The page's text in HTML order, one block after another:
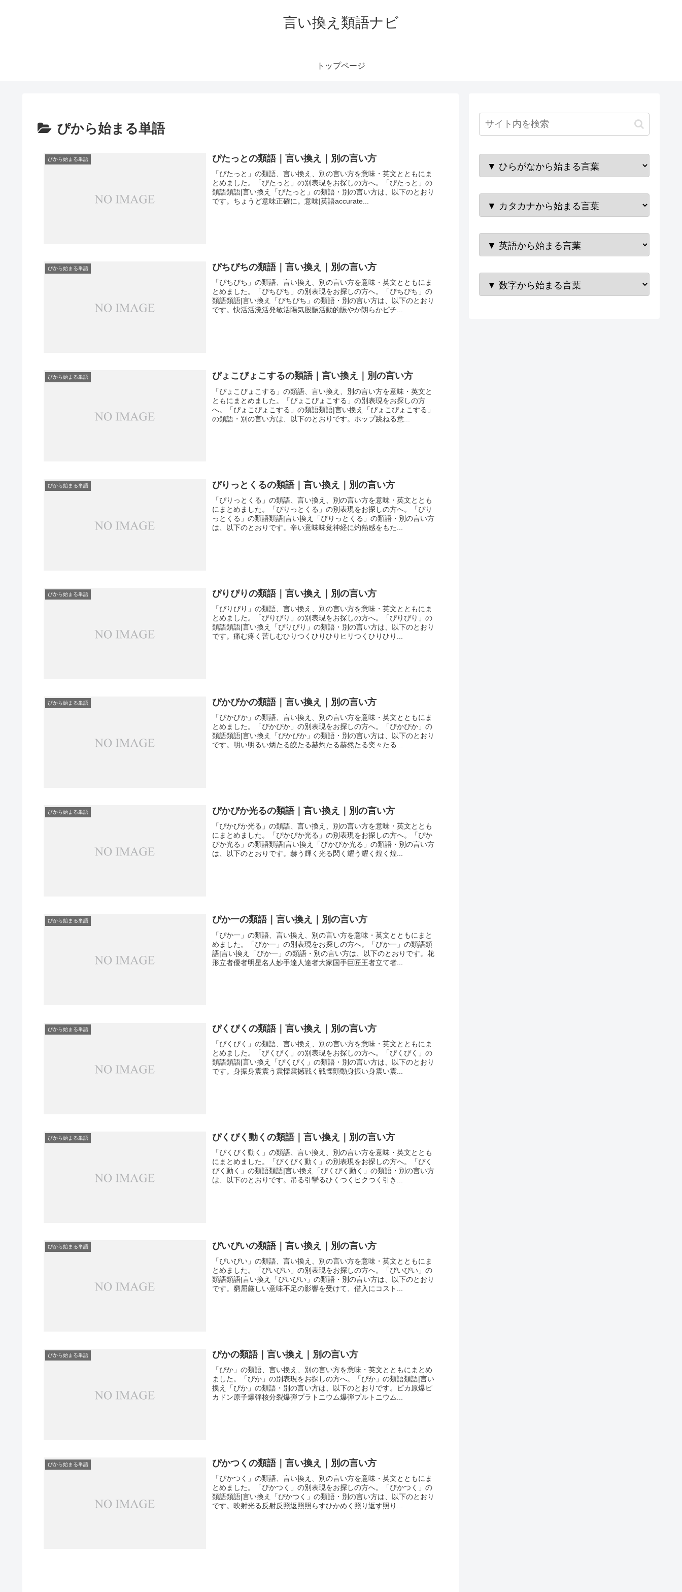
言い換え類語ナビ
トップページ
ぴから始まる単語
ぴから始まる単語 ぴたっとの類語｜言い換え｜別の言い方
「ぴたっと」の類語、言い換え、別の言い方を意味・英文とともにま
とめました。「ぴたっと」の別表現をお探しの方へ。「ぴたっと」の
類語類語|言い換え「ぴたっと」の類語・別の言い方は、以下のとおり
です。ちょうど意味正確に。意味|英語accurate...
ぴから始まる単語 ぴちぴちの類語｜言い換え｜別の言い方
「ぴちぴち」の類語、言い換え、別の言い方を意味・英文とともにま
とめました。「ぴちぴち」の別表現をお探しの方へ。「ぴちぴち」の
類語類語|言い換え「ぴちぴち」の類語・別の言い方は、以下のとおり
です。快活活溌活発敏活陽気殷賑活動的賑やか朗らかピチ...
ぴから始まる単語 ぴょこぴょこするの類語｜言い換え｜別の言い方
「ぴょこぴょこする」の類語、言い換え、別の言い方を意味・英文と
ともにまとめました。「ぴょこぴょこする」の別表現をお探しの方
へ。「ぴょこぴょこする」の類語類語|言い換え「ぴょこぴょこする」
の類語・別の言い方は、以下のとおりです。ホップ跳ねる意...
ぴから始まる単語 ぴりっとくるの類語｜言い換え｜別の言い方
「ぴりっとくる」の類語、言い換え、別の言い方を意味・英文ととも
にまとめました。「ぴりっとくる」の別表現をお探しの方へ。「ぴり
っとくる」の類語類語|言い換え「ぴりっとくる」の類語・別の言い方
は、以下のとおりです。辛い意味味覚神経に灼熱感をもた...
ぴから始まる単語 ぴりぴりの類語｜言い換え｜別の言い方
「ぴりぴり」の類語、言い換え、別の言い方を意味・英文とともにま
とめました。「ぴりぴり」の別表現をお探しの方へ。「ぴりぴり」の
類語類語|言い換え「ぴりぴり」の類語・別の言い方は、以下のとおり
です。痛む疼く苦しむひりつくひりひりヒリつくひりひり...
ぴから始まる単語 ぴかぴかの類語｜言い換え｜別の言い方
「ぴかぴか」の類語、言い換え、別の言い方を意味・英文とともにま
とめました。「ぴかぴか」の別表現をお探しの方へ。「ぴかぴか」の
類語類語|言い換え「ぴかぴか」の類語・別の言い方は、以下のとおり
です。明い明るい炳たる皎たる赫灼たる赫然たる奕々たる...
ぴから始まる単語 ぴかぴか光るの類語｜言い換え｜別の言い方
「ぴかぴか光る」の類語、言い換え、別の言い方を意味・英文ととも
にまとめました。「ぴかぴか光る」の別表現をお探しの方へ。「ぴか
ぴか光る」の類語類語|言い換え「ぴかぴか光る」の類語・別の言い方
は、以下のとおりです。赫う輝く光る閃く耀う耀く煌く煌...
ぴから始まる単語 ぴか一の類語｜言い換え｜別の言い方
「ぴか一」の類語、言い換え、別の言い方を意味・英文とともにまと
めました。「ぴか一」の別表現をお探しの方へ。「ぴか一」の類語類
語|言い換え「ぴか一」の類語・別の言い方は、以下のとおりです。花
形立者優者明星名人妙手達人達者大家国手巨匠王者立て者...
ぴから始まる単語 ぴくぴくの類語｜言い換え｜別の言い方
「ぴくぴく」の類語、言い換え、別の言い方を意味・英文とともにま
とめました。「ぴくぴく」の別表現をお探しの方へ。「ぴくぴく」の
類語類語|言い換え「ぴくぴく」の類語・別の言い方は、以下のとおり
です。身振身震震う震慄震撼戦く戦慄顫動身振い身震い震...
ぴから始まる単語 ぴくぴく動くの類語｜言い換え｜別の言い方
「ぴくぴく動く」の類語、言い換え、別の言い方を意味・英文ととも
にまとめました。「ぴくぴく動く」の別表現をお探しの方へ。「ぴく
ぴく動く」の類語類語|言い換え「ぴくぴく動く」の類語・別の言い方
は、以下のとおりです。吊る引攣るひくつくヒクつく引き...
ぴから始まる単語 ぴいぴいの類語｜言い換え｜別の言い方
「ぴいぴい」の類語、言い換え、別の言い方を意味・英文とともにま
とめました。「ぴいぴい」の別表現をお探しの方へ。「ぴいぴい」の
類語類語|言い換え「ぴいぴい」の類語・別の言い方は、以下のとおり
です。窮屈厳しい意味不足の影響を受けて、借入にコスト...
ぴから始まる単語 ぴかの類語｜言い換え｜別の言い方
「ぴか」の類語、言い換え、別の言い方を意味・英文とともにまとめ
ました。「ぴか」の別表現をお探しの方へ。「ぴか」の類語類語|言い
換え「ぴか」の類語・別の言い方は、以下のとおりです。ピカ原爆ピ
カドン原子爆弾核分裂爆弾プラトニウム爆弾プルトニウム...
ぴから始まる単語 ぴかつくの類語｜言い換え｜別の言い方
「ぴかつく」の類語、言い換え、別の言い方を意味・英文とともにま
とめました。「ぴかつく」の別表現をお探しの方へ。「ぴかつく」の
類語類語|言い換え「ぴかつく」の類語・別の言い方は、以下のとおり
です。映射光る反射反照返照照らすひかめく照り返す照り...